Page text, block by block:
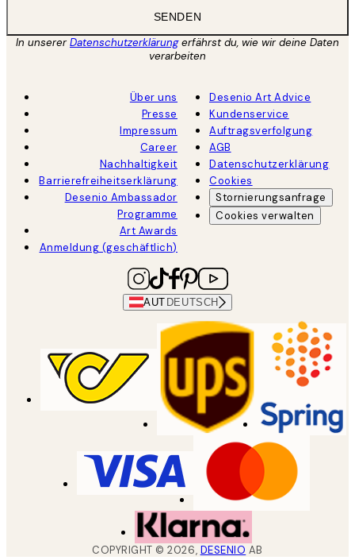
SENDEN
In unsererDatenschutzerklärungerfährst du, wie wir deine Daten
verarbeiten
Über uns
Presse
Impressum
Career
Nachhaltigkeit
Barrierefreiheitserklärung
Desenio Ambassador
Programme
Art Awards
Anmeldung (geschäftlich)
Desenio Art Advice
Kundenservice
Auftragsverfolgung
AGB
Datenschutzerklärung
Cookies
Stornierungsanfrage
Cookies verwalten
AUT DEUTSCH
COPYRIGHT ©2026, DESENIO AB